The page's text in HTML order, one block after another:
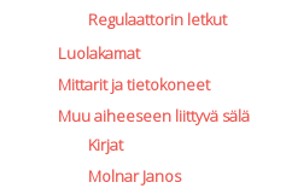
Regulaattorin letkut
Luolakamat
Mittarit ja tietokoneet
Muu aiheeseen liittyvä sälä
Kirjat
Molnar Janos